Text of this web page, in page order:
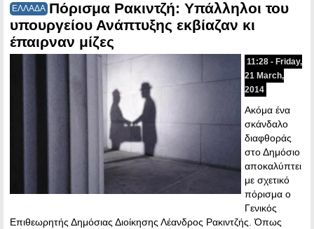
ΕΛΛΑΔΑ Πόρισμα Ρακιντζή: Υπάλληλοι του
υπουργείου Ανάπτυξης εκβίαζαν κι
έπαιρναν μίζες
11:28 - Friday,
21 March,
2014
Ακόμα ένα
σκάνδαλο
διαφθοράς
στο Δημόσιο
αποκαλύπτει
με σχετικό
πόρισμα ο
Γενικός
Επιθεωρητής Δημόσιας Διοίκησης Λέανδρος Ρακιντζής. Όπως